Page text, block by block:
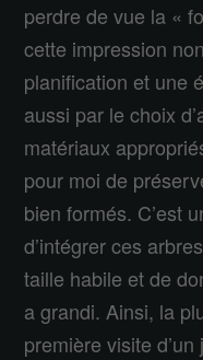
perdre de vue la «
cette impression
planification et une
aussi par le choix
matériaux
pour moi de
bien formés. C’est
d’intégrer ces
taille habile et de
a grandi. Ainsi, la
première visite